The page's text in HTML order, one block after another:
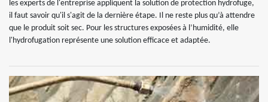
les experts de l'entreprise appliquent la solution de protection hydrofuge,
il faut savoir qu'il s'agit de la dernière étape. Il ne reste plus qu’à attendre
que le produit soit sec. Pour les structures exposées à l’humidité, elle
l'hydrofugation représente une solution efficace et adaptée.